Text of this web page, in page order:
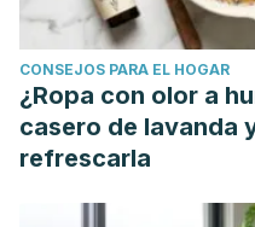
sucedió con Marc
https://
hombro-recuperacion-
Marc Márquez, operado
https://
Viñas, M. 15 de julio de
CONSEJOS PARA EL HOGAR
¿Ropa con olor a
casero de lavanda
refrescarla